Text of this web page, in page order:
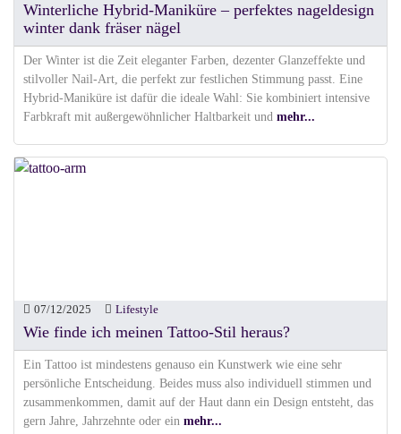
Winterliche Hybrid-Maniküre – perfektes nageldesign
winter dank fräser nägel
Der Winter ist die Zeit eleganter Farben, dezenter Glanzeffekte und
stilvoller Nail-Art, die perfekt zur festlichen Stimmung passt. Eine
Hybrid-Maniküre ist dafür die ideale Wahl: Sie kombiniert intensive
Farbkraft mit außergewöhnlicher Haltbarkeit und mehr...
07/12/2025 Lifestyle
Wie finde ich meinen Tattoo-Stil heraus?
Ein Tattoo ist mindestens genauso ein Kunstwerk wie eine sehr
persönliche Entscheidung. Beides muss also individuell stimmen und
zusammenkommen, damit auf der Haut dann ein Design entsteht, das
gern Jahre, Jahrzehnte oder ein mehr...